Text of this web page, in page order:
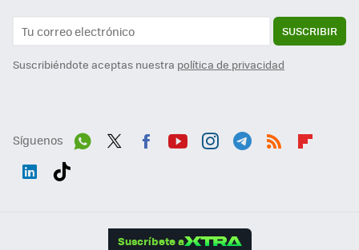
SUSCRIBIR
Suscribiéndote aceptas nuestra política de privacidad
Síguenos
Suscríbete a